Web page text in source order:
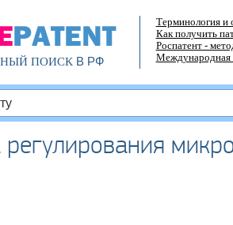
ПОИСКВ РФ
Терминология и
Как получить
Роспатент -
Международная
регулирования